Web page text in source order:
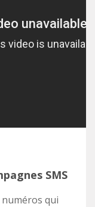
SMS
qui